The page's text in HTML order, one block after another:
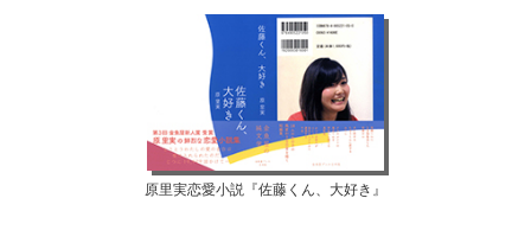
原里実恋愛小説『佐藤くん、大好き』